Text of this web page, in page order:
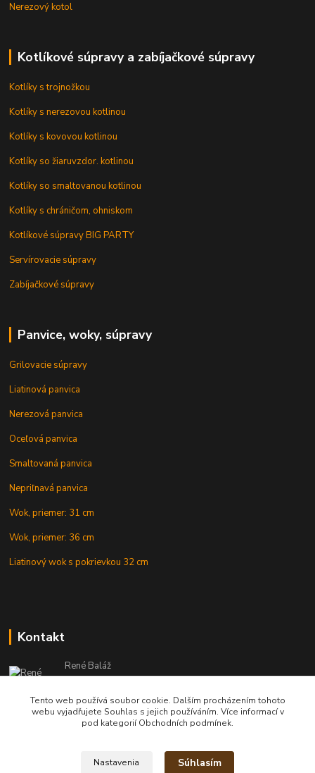
Nerezový kotol
Kotlíkové súpravy a zabíjačkové súpravy
Kotlíky s trojnožkou
Kotlíky s nerezovou kotlinou
Kotlíky s kovovou kotlinou
Kotlíky so žiaruvzdor. kotlinou
Kotlíky so smaltovanou kotlinou
Kotlíky s chráničom, ohniskom
Kotlíkové súpravy BIG PARTY
Servírovacie súpravy
Zabíjačkové súpravy
Panvice, woky, súpravy
Grilovacie súpravy
Liatinová panvica
Nerezová panvica
Oceľová panvica
Smaltovaná panvica
Nepriľnavá panvica
Wok, priemer: 31 cm
Wok, priemer: 36 cm
Liatinový wok s pokrievkou 32 cm
Kontakt
René Baláž
Eshop: +421 902 212 007
od 8:00 - do 16:00 hod
info@kotlikyshop.sk
Tento web používá soubor cookie. Dalším procházením tohoto
webu vyjadřujete Souhlas s jejich používáním. Více informací v
pod kategorií Obchodních podmínek.
Nastavenia Súhlasím